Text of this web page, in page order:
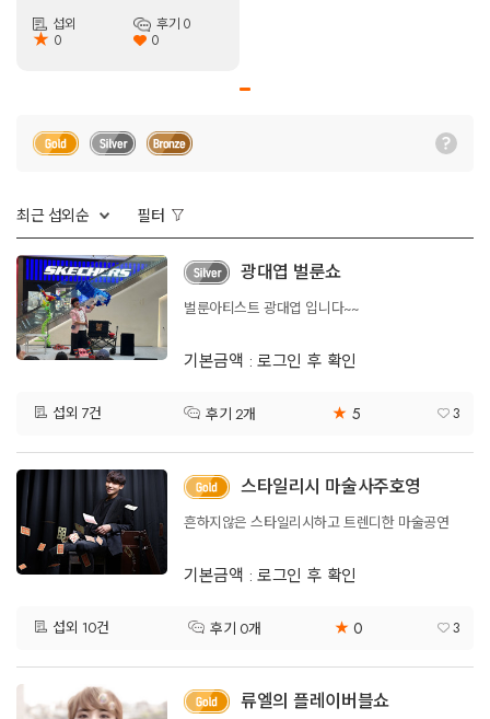
섭외 후기 0
★ 0 0
최근 섭외순 필터
광대엽 벌룬쇼
벌룬아티스트 광대엽 입니다~~
기본금액 : 로그인 후 확인
섭외 7건 후기 2개 ★ 5 3
스타일리시 마술사주호영
흔하지않은 스타일리시하고 트렌디한 마술공연
기본금액 : 로그인 후 확인
섭외 10건 후기 0개 ★ 0 3
류엘의 플레이버블쇼